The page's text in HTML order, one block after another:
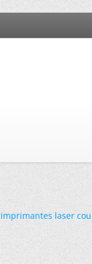
imprimantes laser